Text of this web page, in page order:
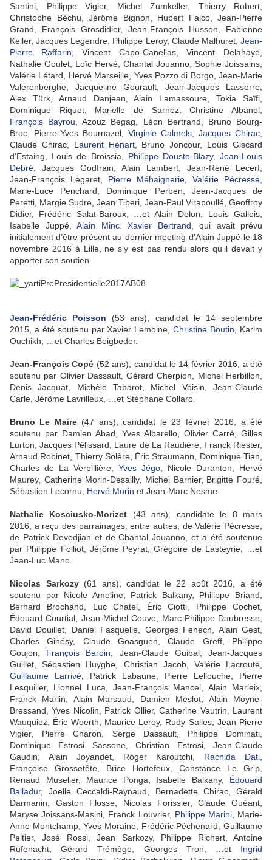
Santini, Philippe Vigier, Michel Zumkeller, Thierry Robert,
Christophe Béchu, Jérôme Bignon, Hubert Falco, Jean-Pierre
Grand, François Grosdidier, Jean-François Husson, Fabienne
Keller, Jacques Legendre, Philippe Leroy, Claude Malhuret, Jean-
Pierre Raffarin , Vincent Capo-Canellas, Vincent Delahaye,
Nathalie Goulet, Loïc Hervé, Chantal Jouanno, Sophie Joissains,
Valérie Létard, Hervé Marseille, Yves Pozzo di Borgo, Jean-Marie
Valerenberghe, Jacqueline Gourault, Jean-Jacques Lasserre,
Alex Türk, Arnaud Danjean, Alain Lamassoure, Tokia Saïfi,
Dominique Riquet, Marielle de Sarnez, Christine Albanel,
François Bayrou , Azouz Begag, Léon Bertrand, Bruno Bourg-
Broc, Pierre-Yves Bournazel, Virginie Calmels Jacques Chirac
Claude Chirac, Laurent Hénart, Bruno Joncour, Louis Giscard
d’Estaing, Louis de Broissia, Philippe Douste-Blazy,Jean-Louis
Debré , Jacques Godfrain, Alain Lambert, Jean-René Lecerf,
Jean-François Legaret, Pierre Méhaignerie Valérie Pécresse
Marie-Luce Penchard, Dominique Perben, Jean-Jacques de
Peretti, Margie Sudre, Jean Tiberi, Jean-Paul Virapoullé, Geoffroy
Didier, Frédéric Salat-Baroux, …et Alain Delon, Louis Gallois,
Isabelle Juppé, Alain Minc. Xavier Bertrand , qui avait prévu
initialement d’être présent au dernier meeting d’Alain Juppé le 18
novembre 2016 à Lille, ne s’y est pas rendu alors qu’il devait y
apporter son soutien.
Jean-Frédéric Poisson (53 ans), candidat le 14 septembre
2015, a été soutenu par Xavier Lemoine,Christine Boutin , Karim
Ouchikh, …et Charles Beigbeder.
Jean-François Copé (52 ans), candidat le 14 février 2016, a été
soutenu par Olivier Dassault, Gérard Cherpion, Michel Herbillon,
Denis Jacquat, Michèle Tabarot, Michel Voisin, Jean-Claude
Carle, Jérôme Lavrilleux, …et Stéphane Collaro.
Bruno Le Maire(47 ans), candidat le 23 février 2016, a été
soutenu par Damien Abad, Yves Albarello, Olivier Carré, Gilles
Lurton, Jacques Pélissard, Laure de La Raudière, Franck Riester,
Arnaud Robinet, Thierry Solère, Éric Straumann, Dominique Tian,
Charles de La Verpillière, Yves Jégo , Nicole Duranton, Hervé
Maurey, Catherine Morin-Desailly, Michel Barnier, Brigitte Fouré,
Sébastien Lecornu, Hervé Morin et Jean-Marc Nesme.
Nathalie Kosciusko-Morizet (43 ans), candidate le 8 mars
2016, a reçu des parrainages, entre autres, de Valérie Pécresse,
de Patrick Devedjian et de Chantal Jouanno, et a été soutenue
par Philippe Folliot, Jérôme Peyrat, Grégoire de Lasteyrie, …et
Jean-Luc Mano.
Nicolas Sarkozy(61 ans), candidat le 22 août 2016, a été
soutenu par Nicole Ameline, Patrick Balkany, Philippe Briand,
Bernard Brochand, Luc Chatel, Éric Ciotti, Philippe Cochet,
Édouard Courtial, Jean-Michel Couve, Marc-Philippe Daubresse,
David Douillet, Daniel Fasquelle, Georges Fenech, Alain Gest,
Charles Ginésy, Claude Goasguen, Claude Greff, Philippe
Goujon, François Baroin , Jean-Claude Guibal, Jean-Jacques
Guillet, Sébastien Huyghe, Christian Jacob, Valérie Lacroute,
Guillaume Larrivé , Patrick Labaune, Pierre Lellouche, Pierre
Lesquiller, Lionnel Luca, Jean-François Mancel, Alain Marleix,
Franck Marlin, Alain Marsaud, Damien Meslot, Alain Moyne-
Bressand, Yves Nicolin, Patrick Ollier, Catherine Vautrin, Laurent
Wauquiez, Éric Woerth, Maurice Leroy, Rudy Salles, Jean-Pierre
Vigier, Pierre Charon, Serge Dassault, Philippe Dominati,
Dominique Estrosi Sassone, Christian Estrosi, Jean-Claude
Gaudin, Alain Joyandet, Roger Karoutchi, Rachida Dati
Françoise Grossetête, Brice Hortefeux, Constance Le Grip,
Renaud Muselier, Maurice Ponga, Isabelle Balkany, Édouard
Balladur, Joëlle Ceccaldi-Raynaud, Bernadette Chirac, Gérald
Darmanin, Gaston Flosse, Nicolas Forissier, Claude Guéant,
Maryse Joissans-Masini, Franck Louvrier, Philippe Marini, Marie-
Anne Montchamp, Yves Moraine, Frédéric Péchenard, Guillaume
Peltier, José Rossi, Jean Sarkozy, Philippe Richert, Antoine
Rufenacht, Gérard Trémège, Georges Tron, …et Ingrid